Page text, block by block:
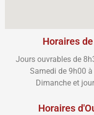
Horaires
Jours ouvrables de
Samedi de 9h00
Dimanche et
Horaires